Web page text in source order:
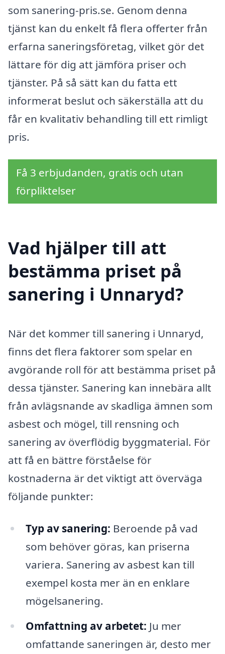
som sanering-pris.se. Genom denna
tjänst kan du enkelt få flera offerter från
erfarna saneringsföretag, vilket gör det
lättare för dig att jämföra priser och
tjänster. På så sätt kan du fatta ett
informerat beslut och säkerställa att du
får en kvalitativ behandling till ett rimligt
pris.
Få 3 erbjudanden, gratis och utan
förpliktelser
Vad hjälper till att
bestämma priset på
sanering i Unnaryd?
När det kommer till sanering i Unnaryd,
finns det flera faktorer som spelar en
avgörande roll för att bestämma priset på
dessa tjänster. Sanering kan innebära allt
från avlägsnande av skadliga ämnen som
asbest och mögel, till rensning och
sanering av överflödig byggmaterial. För
att få en bättre förståelse för
kostnaderna är det viktigt att överväga
följande punkter:
Typ av sanering: Beroende på vad
som behöver göras, kan priserna
variera. Sanering av asbest kan till
exempel kosta mer än en enklare
mögelsanering.
Omfattning av arbetet: Ju mer
omfattande saneringen är, desto mer